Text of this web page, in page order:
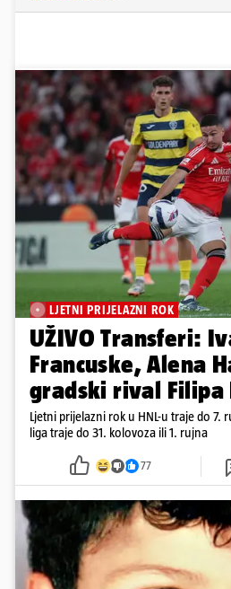
LJETNI PRIJELAZNI ROK
UŽIVO Transferi:
Francuske, Alena
gradski rival Filipa
Ljetni prijelazni rok u HNL-u traje do 7.
liga traje do 31. kolovoza ili 1. rujna
77